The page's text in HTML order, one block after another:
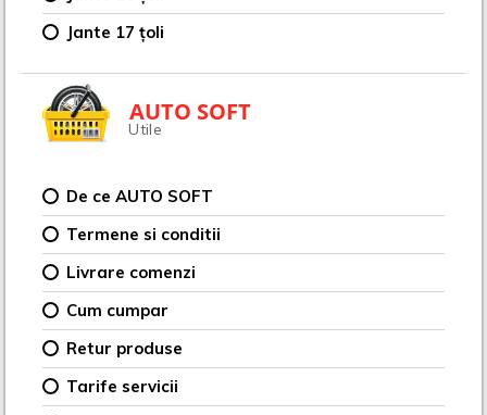
Jante 17 țoli
AUTO SOFT
Utile
De ce AUTO SOFT
Termene si conditii
Livrare comenzi
Cum cumpar
Retur produse
Tarife servicii